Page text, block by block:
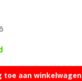
toe aan winkelwagen